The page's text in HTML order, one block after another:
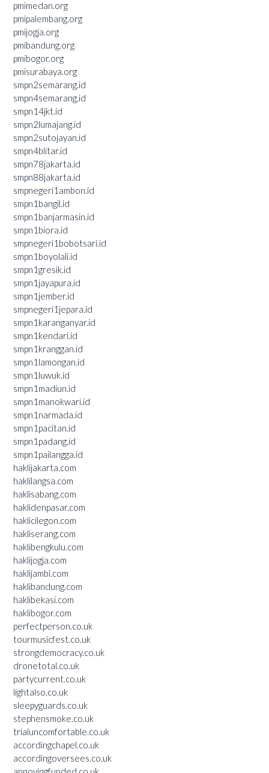
pmimedan.org
pmipalembang.org
pmijogja.org
pmibandung.org
pmibogor.org
pmisurabaya.org
smpn2semarang.id
smpn4semarang.id
smpn14jkt.id
smpn2lumajang.id
smpn2sutojayan.id
smpn4blitar.id
smpn78jakarta.id
smpn88jakarta.id
smpnegeri1ambon.id
smpn1bangil.id
smpn1banjarmasin.id
smpn1biora.id
smpnegeri1bobotsari.id
smpn1boyolali.id
smpn1gresik.id
smpn1jayapura.id
smpn1jember.id
smpnegeri1jepara.id
smpn1karanganyar.id
smpn1kendari.id
smpn1kranggan.id
smpn1lamongan.id
smpn1luwuk.id
smpn1madiun.id
smpn1manokwari.id
smpn1narmada.id
smpn1pacitan.id
smpn1padang.id
smpn1pailangga.id
haklijakarta.com
haklilangsa.com
haklisabang.com
haklidenpasar.com
haklicilegon.com
hakliserang.com
haklibengkulu.com
haklijogja.com
haklijambi.com
haklibandung.com
haklibekasi.com
haklibogor.com
perfectperson.co.uk
tourmusicfest.co.uk
strongdemocracy.co.uk
dronetotal.co.uk
partycurrent.co.uk
lightalso.co.uk
sleepyguards.co.uk
stephensmoke.co.uk
trialuncomfortable.co.uk
accordingchapel.co.uk
accordingoversees.co.uk